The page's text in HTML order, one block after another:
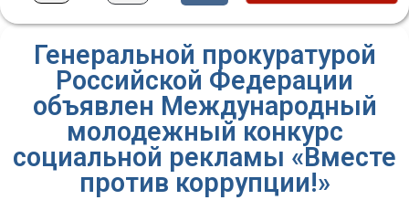
Генеральной прокуратурой
Российской Федерации
объявлен Международный
молодежный конкурс
социальной рекламы «Вместе
против коррупции!»